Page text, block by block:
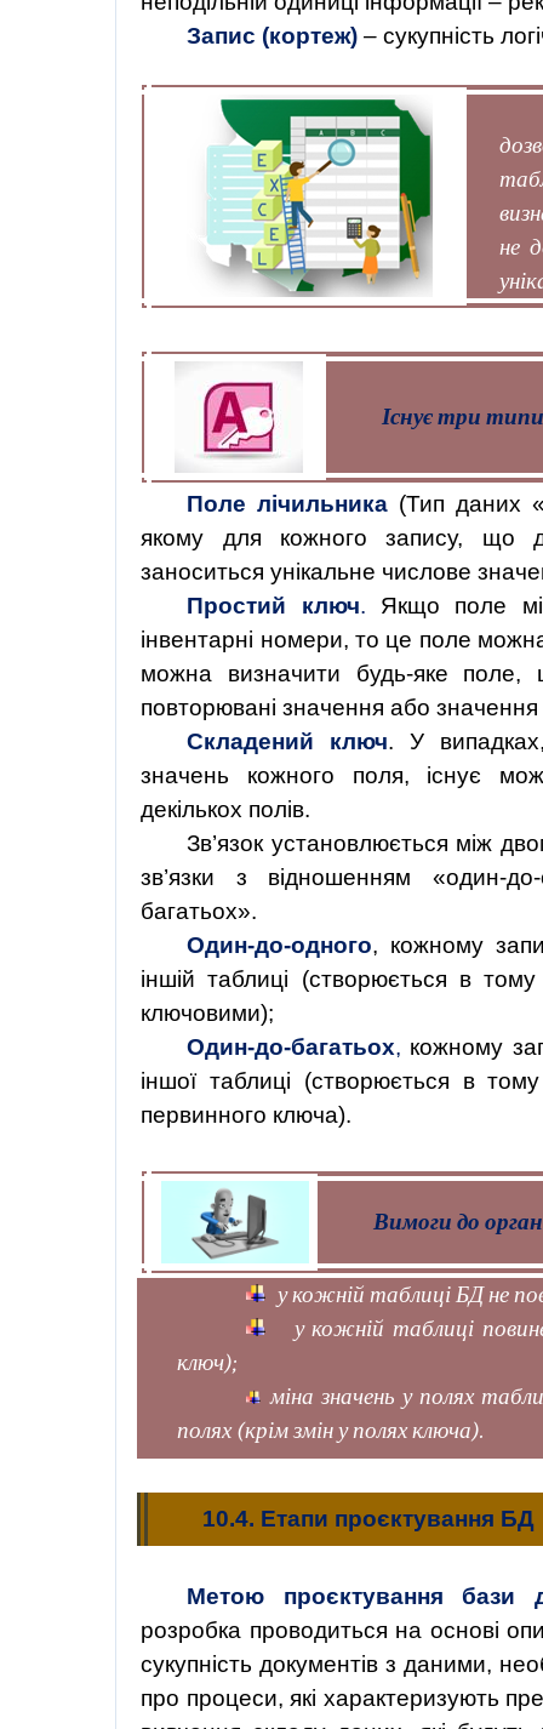
Запис (кортеж) –сукупність
не
Існує три
Поле лічильника (Тип даних
якому для кожного запису, що
заноситься унікальне числове
Простий ключ. Якщо поле
інвентарні номери, то це поле
можна визначити будь-яке поле,
повторювані значення або значення
Складений ключ. У
значень кожного поля, існує
декількох полів.
Зв’язок установлюється між
зв’язки з відношенням «один-
багатьох».
Один-до-одного, кожному
іншій таблиці (створюється в
ключовими);
Один-до-багатьох, кожному
іншої таблиці (створюється в
первинного ключа).
Вимоги до
у кожній таблиці БД не
у кожній таблиці
ключ);
міна значень у полях
полях (крім змін у полях ключа).
10.4. Етапи проєктування БД
Метою проєктування бази
розробка проводиться на основі
сукупність документів з даними,
про процеси, які характеризують